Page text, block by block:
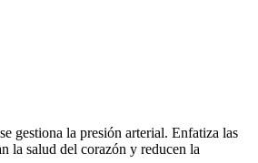
gestiona la presión arterial. Enfatiza las
la salud del corazón y reducen la